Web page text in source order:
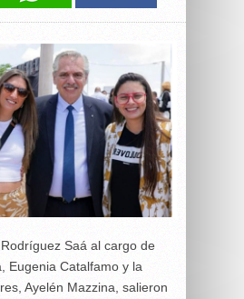
Saá al cargo de
Eugenia Catalfamo y la
Ayelén Mazzina, salieron